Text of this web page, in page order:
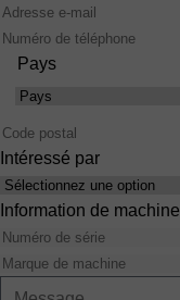
Pays
Intéressé par
Interêts
Information de machine